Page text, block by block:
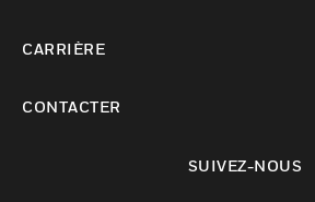
CARRIÈRE
CONTACTER
SUIVEZ-NOUS